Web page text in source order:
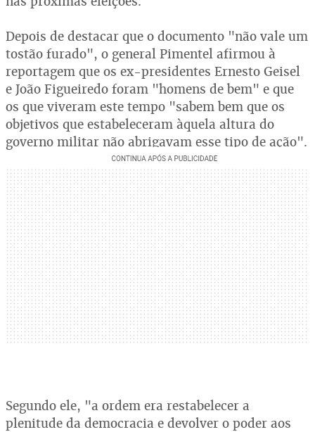
Depois de destacar que o documento "não vale um
tostão furado", o general Pimentel afirmou à
reportagem que os ex-presidentes Ernesto Geisel
e João Figueiredo foram "homens de bem" e que
os que viveram este tempo "sabem bem que os
objetivos que estabeleceram àquela altura do
governo militar não abrigavam esse tipo de ação".
Segundo ele, "a ordem era restabelecer a
plenitude da democracia e devolver o poder aos